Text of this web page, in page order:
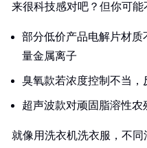
来很科技感对吧？但你可能
部分低价产品电解片材
量金属离子
臭氧款若浓度控制不当，
超声波款对顽固脂溶性农
就像用洗衣机洗衣服，不